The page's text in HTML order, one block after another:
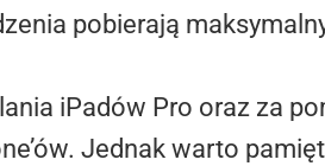
pobierają
iPadów Pro oraz za
Jednak warto